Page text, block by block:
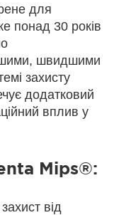
для
понад 30 років
швидшими
захисту
додатковий
вплив у
Mips®:
від